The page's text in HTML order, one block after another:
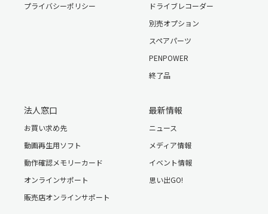
プライバシーポリシー
ドライブレコーダー
別売オプション
スペアパーツ
PENPOWER
終了品
法人窓口
お買い求め先
動画再生用ソフト
動作確認メモリーカード
オンラインサポート
販売店オンラインサポート
最新情報
ニュース
メディア情報
イベント情報
思い出GO!